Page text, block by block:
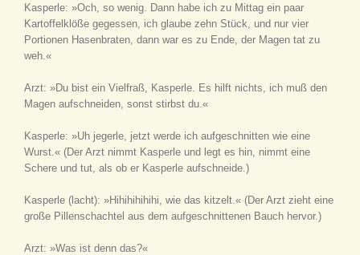
Kasperle: »Och, so wenig. Dann habe ich zu Mittag ein paar
Kartoffelklöße gegessen, ich glaube zehn Stück, und nur vier
Portionen Hasenbraten, dann war es zu Ende, der Magen tat zu
weh.«
Arzt: »Du bist ein Vielfraß, Kasperle. Es hilft nichts, ich muß den
Magen aufschneiden, sonst stirbst du.«
Kasperle: »Uh jegerle, jetzt werde ich aufgeschnitten wie eine
Wurst.« (Der Arzt nimmt Kasperle und legt es hin, nimmt eine
Schere und tut, als ob er Kasperle aufschneide.)
Kasperle (lacht): »Hihihihihihi, wie das kitzelt.« (Der Arzt zieht eine
große Pillenschachtel aus dem aufgeschnittenen Bauch hervor.)
Arzt: »Was ist denn das?«